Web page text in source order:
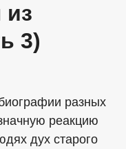
из
3)
разных
реакцию
дух старого